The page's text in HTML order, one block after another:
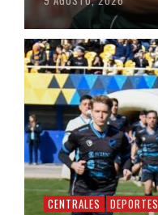
CENTRALES DEPORTES